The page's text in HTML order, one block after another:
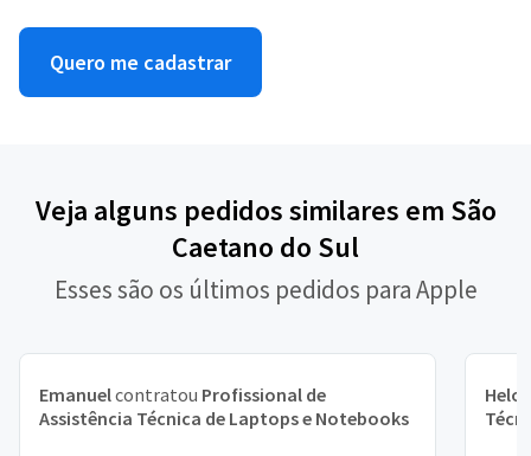
Quero me cadastrar
Veja alguns pedidos similares em São
Caetano do Sul
Esses são os últimos pedidos para Apple
Emanuelcontratou Profissional de
Assistência Técnica de Laptops e Notebooks